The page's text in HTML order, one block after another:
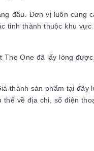
đầu. Đơn vị luôn
tỉnh thành thuộc khu
One đã lấy lòng
thành sản phẩm tại
về địa chỉ, số điện